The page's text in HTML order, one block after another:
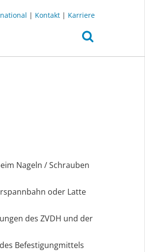
| Kontakt | Karriere
Nageln / Schrauben
oder Latte
des ZVDH und der
Befestigungmittels